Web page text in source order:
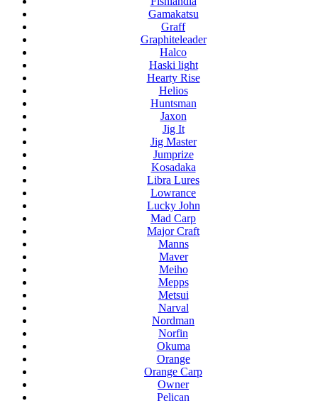
Gamakatsu
Graff
Graphiteleader
Halco
Haski light
Hearty Rise
Helios
Huntsman
Jaxon
Jig It
Jig Master
Jumprize
Kosadaka
Libra Lures
Lowrance
Lucky John
Mad Carp
Major Craft
Manns
Maver
Meiho
Mepps
Metsui
Narval
Nordman
Norfin
Okuma
Orange
Orange Carp
Owner
Pelican